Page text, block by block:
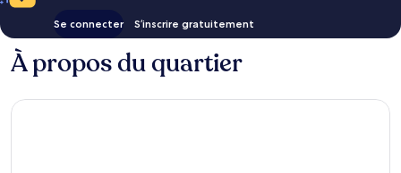
Se connecter S’inscrire gratuitement
À propos du quartier